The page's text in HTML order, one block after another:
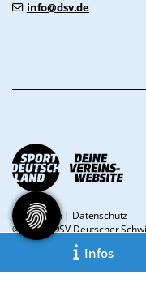
Infos
info@dsv.de
Impressum| Datenschutz
© 2026 - DSV Deutscher
Diese Website ist gefördert durch